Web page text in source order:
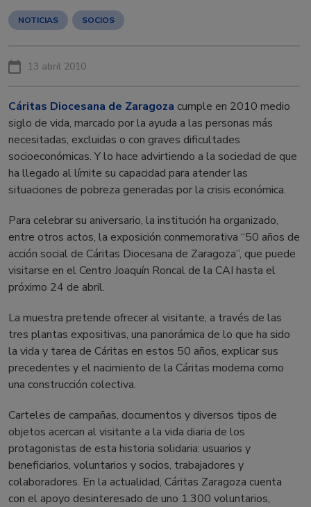
NOTICIAS SOCIOS
13 abril 2010
Cáritas Diocesana de Zaragoza cumple en 2010 medio
siglo de vida, marcado por la ayuda a las personas más
necesitadas, excluidas o con graves dificultades
socioeconómicas. Y lo hace advirtiendo a la sociedad de que
ha llegado al límite su capacidad para atender las
situaciones de pobreza generadas por la crisis económica.
Para celebrar su aniversario, la institución ha organizado,
entre otros actos, la exposición conmemorativa “50 años de
acción social de Cáritas Diocesana de Zaragoza”, que puede
visitarse en el Centro Joaquín Roncal de la CAI hasta el
próximo 24 de abril.
La muestra pretende ofrecer al visitante, a través de las
tres plantas expositivas, una panorámica de lo que ha sido
la vida y tarea de Cáritas en estos 50 años, explicar sus
precedentes y el nacimiento de la Cáritas moderna como
una construcción colectiva.
Carteles de campañas, documentos y diversos tipos de
objetos acercan al visitante a la vida diaria de los
protagonistas de esta historia solidaria: usuarios y
beneficiarios, voluntarios y socios, trabajadores y
colaboradores. En la actualidad, Cáritas Zaragoza cuenta
con el apoyo desinteresado de uno 1.300 voluntarios,